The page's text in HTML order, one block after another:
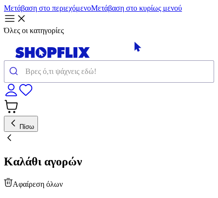
Μετάβαση στο περιεχόμενοΜετάβαση στο κυρίως μενού
Όλες οι κατηγορίες
Πίσω
Καλάθι αγορών
Αφαίρεση όλων